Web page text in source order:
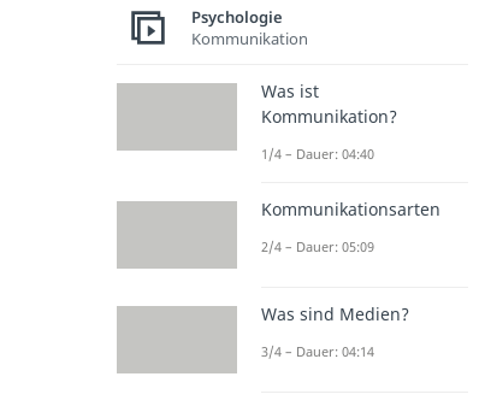
Psychologie
Kommunikation
Was ist
Kommunikation?
1/4 – Dauer: 04:40
Kommunikationsarten
2/4 – Dauer: 05:09
Was sind Medien?
3/4 – Dauer: 04:14